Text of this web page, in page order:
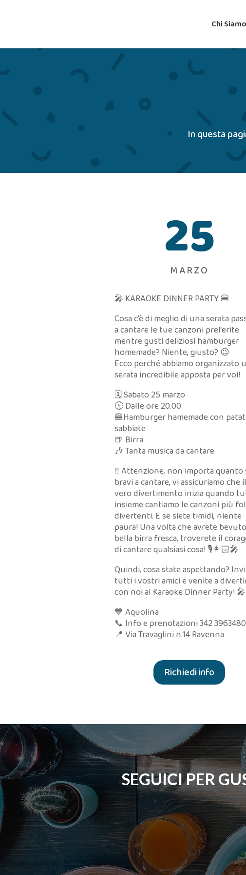
Chi Siamo
In questa
25
MARZO
🎤 KARAOKE DINNER PARTY 🍔
Cosa c’è di meglio di una serata
a cantare le tue canzoni preferite
mentre gusti deliziosi hamburger
homemade? Niente, giusto? 😉
Ecco perché abbiamo organizzato
serata incredibile apposta per voi!
🗓️ Sabato 25 marzo
🕦 Dalle ore 20.00
🍔Hamburger hamemade con
sabbiate
🍺 Birra
🎶 Tanta musica da cantare
‼️ Attenzione, non importa quanto
bravi a cantare, vi assicuriamo che il
vero divertimento inizia quando
insieme cantiamo le canzoni più
divertenti. E se siete timidi, niente
paura! Una volta che avrete
bella birra fresca, troverete il
di cantare qualsiasi cosa! 🎙️👩🏻‍🎤
Quindi, cosa state aspettando?
tutti i vostri amici e venite a
con noi al Karaoke Dinner Party!
💙 Aquolina
📞 Info e prenotazioni 342 3963480
📍 Via Travaglini n.14 Ravenna
Richiedi info
SEGUICI PER